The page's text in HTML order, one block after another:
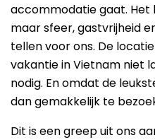
accommodatie gaat. Het
maar sfeer, gastvrijheid
tellen voor ons. De
vakantie in Vietnam niet
nodig. En omdat de
dan gemakkelijk te
Dit is een greep uit ons